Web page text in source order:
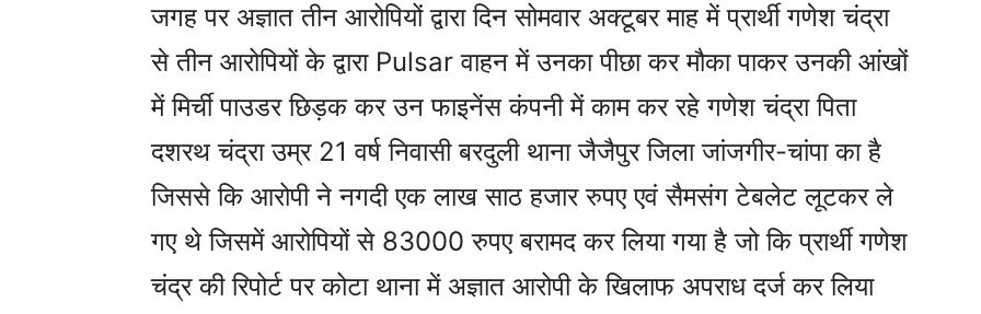
जगह पर अज्ञात तीन आरोपियों द्वारा दिन सोमवार अक्टूबर माह में प्रार्थी गणेश चंद्रा
से तीन आरोपियों के द्वारा Pulsar वाहन में उनका पीछा कर मौका पाकर उनकी आंखों
में मिर्ची पाउडर छिड़क कर उन फाइनेंस कंपनी में काम कर रहे गणेश चंद्रा पिता
दशरथ चंद्रा उम्र 21 वर्ष निवासी बरदुली थाना जैजैपुर जिला जांजगीर-चांपा का है
जिससे कि आरोपी ने नगदी एक लाख साठ हजार रुपए एवं सैमसंग टेबलेट लूटकर ले
गए थे जिसमें आरोपियों से 83000 रुपए बरामद कर लिया गया है जो कि प्रार्थी गणेश
चंद्र की रिपोर्ट पर कोटा थाना में अज्ञात आरोपी के खिलाफ अपराध दर्ज कर लिया